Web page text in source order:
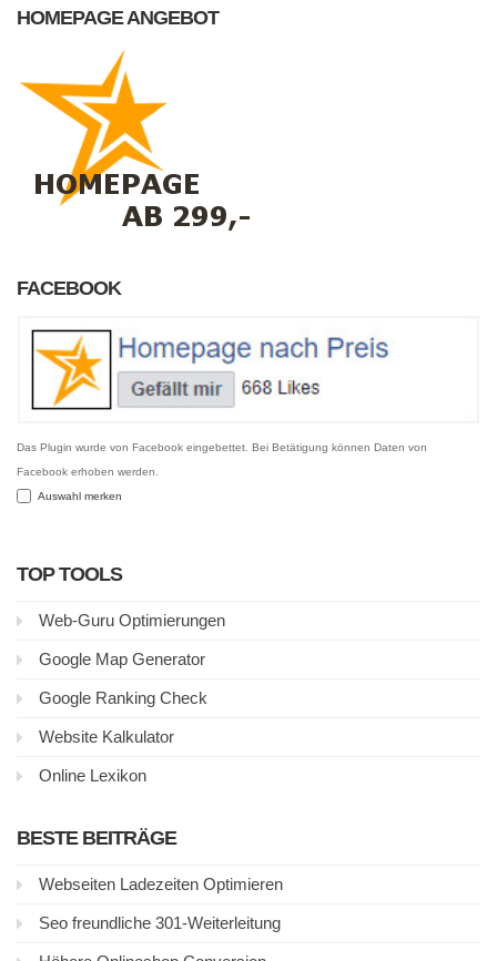
HOMEPAGE ANGEBOT
FACEBOOK
Das Plugin wurde von Facebook eingebettet. Bei Betätigung können Daten von
Facebook erhoben werden.
Auswahl merken
TOP TOOLS
Web-Guru Optimierungen
Google Map Generator
Google Ranking Check
Website Kalkulator
Online Lexikon
BESTE BEITRÄGE
Webseiten Ladezeiten Optimieren
Seo freundliche 301-Weiterleitung